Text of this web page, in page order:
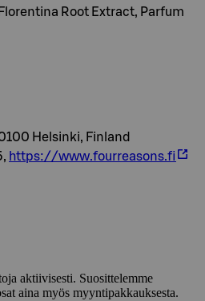
Root Extract, Parfum
Helsinki, Finland
https://www.fourreasons.fi
aktiivisesti. Suosittelemme
aina myös myyntipakkauksesta.